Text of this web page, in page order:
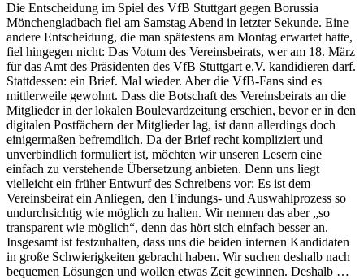
Die Entscheidung im Spiel des VfB Stuttgart gegen Borussia
Mönchengladbach fiel am Samstag Abend in letzter Sekunde. Eine
andere Entscheidung, die man spätestens am Montag erwartet hatte,
fiel hingegen nicht: Das Votum des Vereinsbeirats, wer am 18. März
für das Amt des Präsidenten des VfB Stuttgart e.V. kandidieren darf.
Stattdessen: ein Brief. Mal wieder. Aber die VfB-Fans sind es
mittlerweile gewohnt. Dass die Botschaft des Vereinsbeirats an die
Mitglieder in der lokalen Boulevardzeitung erschien, bevor er in den
digitalen Postfächern der Mitglieder lag, ist dann allerdings doch
einigermaßen befremdlich. Da der Brief recht kompliziert und
unverbindlich formuliert ist, möchten wir unseren Lesern eine
einfach zu verstehende Übersetzung anbieten. Denn uns liegt
vielleicht ein früher Entwurf des Schreibens vor: Es ist dem
Vereinsbeirat ein Anliegen, den Findungs- und Auswahlprozess so
undurchsichtig wie möglich zu halten. Wir nennen das aber „so
transparent wie möglich“, denn das hört sich einfach besser an.
Insgesamt ist festzuhalten, dass uns die beiden internen Kandidaten
in große Schwierigkeiten gebracht haben. Wir suchen deshalb nach
bequemen Lösungen und wollen etwas Zeit gewinnen. Deshalb …